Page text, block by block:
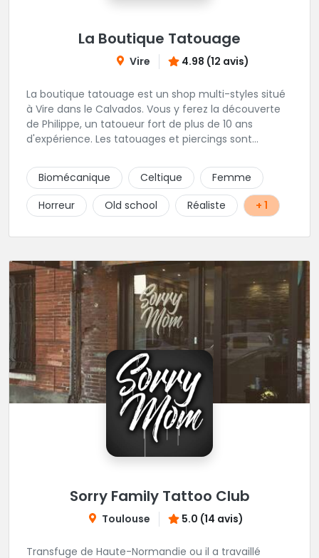
La Boutique Tatouage
Vire 4.98 (12 avis)
La boutique tatouage est un shop multi-styles situé
à Vire dans le Calvados. Vous y ferez la découverte
de Philippe, un tatoueur fort de plus de 10 ans
d'expérience. Les tatouages et piercings sont
Biomécanique
Celtique
Femme
Horreur
Old school Réaliste + 1
Sorry Family Tattoo Club
Toulouse 5.0 (14 avis)
Transfuge de Haute-Normandie ou il a travaillé